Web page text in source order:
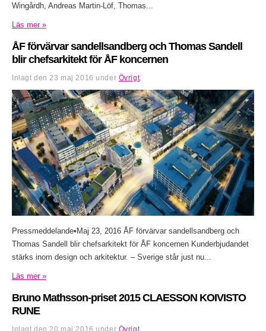
Wingårdh, Andreas Martin-Löf, Thomas...
Läs mer »
ÅF förvärvar sandellsandberg och Thomas Sandell
blir chefsarkitekt för ÅF koncernen
Inlagt den 23 maj 2016 under Övrigt.
Pressmeddelande•Maj 23, 2016 ÅF förvärvar sandellsandberg och
Thomas Sandell blir chefsarkitekt för ÅF koncernen Kunderbjudandet
stärks inom design och arkitektur. – Sverige står just nu...
Läs mer »
Bruno Mathsson-priset 2015 CLAESSON KOIVISTO
RUNE
Inlagt den 20 maj 2016 under Övrigt.